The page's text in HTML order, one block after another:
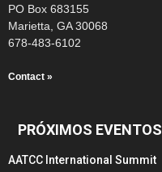
PO Box 683155
Marietta, GA 30068
678-483-6102
Contact »
PRÓXIMOS EVENTOS
AATCC International Summit